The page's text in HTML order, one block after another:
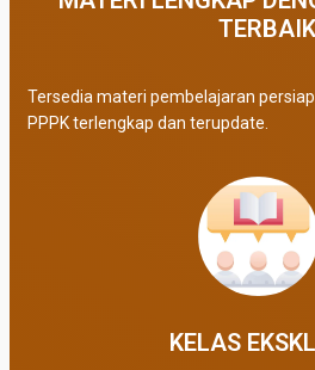
TERBAIK​
Tersedia materi pembelajaran
PPPK terlengkap dan terupdate.
KELAS